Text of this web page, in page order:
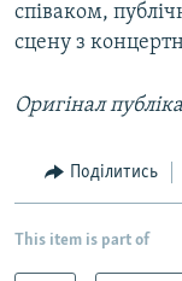
співаком,
сцену з
Оригінал
Поділитись
This item is part of